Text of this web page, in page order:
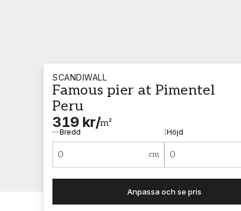
SCANDIWALL
Famous pier at Pimentel
Peru
319 kr/m²
Bredd Höjd
cm
Anpassa och se pris